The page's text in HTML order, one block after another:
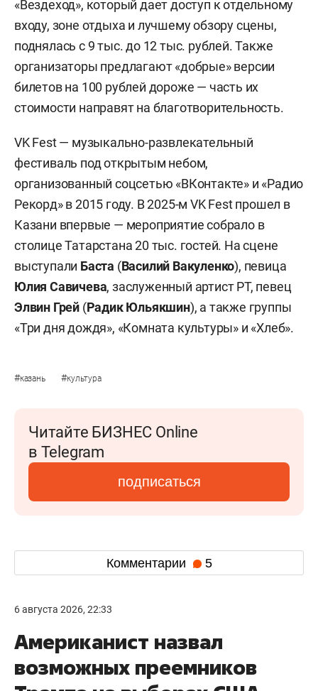
«Вездеход», который дает доступ к отдельному
входу, зоне отдыха и лучшему обзору сцены,
поднялась с 9 тыс. до 12 тыс. рублей. Также
организаторы предлагают «добрые» версии
билетов на 100 рублей дороже — часть их
стоимости направят на благотворительность.
VK Fest — музыкально-развлекательный
фестиваль под открытым небом,
организованный соцсетью «ВКонтакте» и «Радио
Рекорд» в 2015 году. В 2025-м VK Fest прошел в
Казани впервые — мероприятие собрало в
столице Татарстана 20 тыс. гостей. На сцене
выступали Баста (Василий Вакуленко), певица
Юлия Савичева, заслуженный артист РТ, певец
Элвин Грей (Радик Юльякшин), а также группы
«Три дня дождя», «Комната культуры» и «Хлеб».
#казань #культура
Читайте БИЗНЕС Online
в Telegram
подписаться
Комментарии 5
6 августа 2026, 22:33
Американист назвал
возможных преемников